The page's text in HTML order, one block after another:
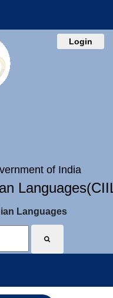
Login
of India
Languages